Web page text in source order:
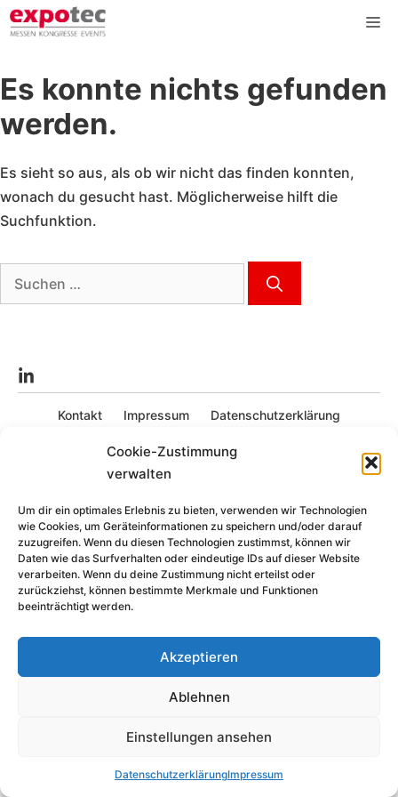
Cookie-Zustimmung
verwalten
Um dir ein optimales Erlebnis zu bieten, verwenden wir Technologien
wie Cookies, um Geräteinformationen zu speichern und/oder darauf
zuzugreifen. Wenn du diesen Technologien zustimmst, können wir
Daten wie das Surfverhalten oder eindeutige IDs auf dieser Website
verarbeiten. Wenn du deine Zustimmung nicht erteilst oder
zurückziehst, können bestimmte Merkmale und Funktionen
beeinträchtigt werden.
Akzeptieren
Ablehnen
Einstellungen ansehen
DatenschutzerklärungImpressum
Zum
Inhalt
Es konnte nichts gefunden
werden.
Es sieht so aus, als ob wir nicht das finden konnten,
wonach du gesucht hast. Möglicherweise hilft die
Suchfunktion.
Kontakt Impressum
Datenschutzerklärung